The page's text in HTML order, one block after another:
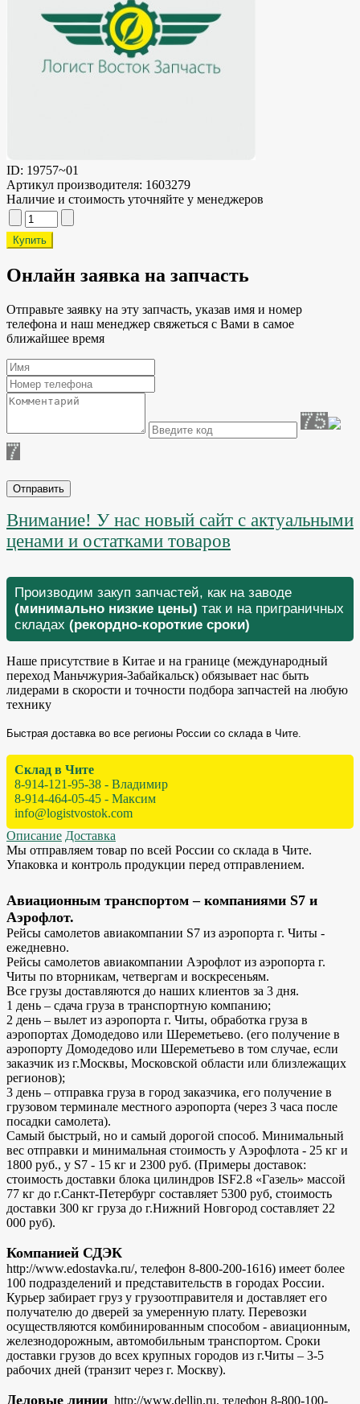
ID: 19757~01
Артикул производителя: 1603279
Наличие и стоимость уточняйте у менеджеров
Онлайн заявка на запчасть
Отправьте заявку на эту запчасть, указав имя и номер
телефона и наш менеджер свяжеться с Вами в самое
ближайшее время
Отправить
Внимание! У нас новый сайт с актуальными
ценами и остатками товаров
Производим закуп запчастей, как на заводе
(минимально низкие цены) так и на приграничных
складах (рекордно-короткие сроки)
Наше присутствие в Китае и на границе (международный
переход Маньчжурия-Забайкальск) обязывает нас быть
лидерами в скорости и точности подбора запчастей на любую
технику
Быстрая доставка во все регионы России со склада в Чите.
Склад в Чите
8-914-121-95-38 - Владимир
8-914-464-05-45 - Максим
info@logistvostok.com
Описание Доставка
Мы отправляем товар по всей России со склада в Чите.
Упаковка и контроль продукции перед отправлением.
Авиационным транспортом – компаниями S7 и
Аэрофлот.
Рейсы самолетов авиакомпании S7 из аэропорта г. Читы -
ежедневно.
Рейсы самолетов авиакомпании Аэрофлот из аэропорта г.
Читы по вторникам, четвергам и воскресеньям.
Все грузы доставляются до наших клиентов за 3 дня.
1 день – сдача груза в транспортную компанию;
2 день – вылет из аэропорта г. Читы, обработка груза в
аэропортах Домодедово или Шереметьево. (его получение в
аэропорту Домодедово или Шереметьево в том случае, если
заказчик из г.Москвы, Московской области или близлежащих
регионов);
3 день – отправка груза в город заказчика, его получение в
грузовом терминале местного аэропорта (через 3 часа после
посадки самолета).
Самый быстрый, но и самый дорогой способ. Минимальный
вес отправки и минимальная стоимость у Аэрофлота - 25 кг и
1800 руб., у S7 - 15 кг и 2300 руб. (Примеры доставок:
стоимость доставки блока цилиндров ISF2.8 «Газель» массой
77 кг до г.Санкт-Петербург составляет 5300 руб, стоимость
доставки 300 кг груза до г.Нижний Новгород составляет 22
000 руб).
Компанией СДЭК
http://www.edostavka.ru/, телефон 8-800-200-1616) имеет более
100 подразделений и представительств в городах России.
Курьер забирает груз у грузоотправителя и доставляет его
получателю до дверей за умеренную плату. Перевозки
осуществляются комбинированным способом - авиационным,
железнодорожным, автомобильным транспортом. Сроки
доставки грузов до всех крупных городов из г.Читы – 3-5
рабочих дней (транзит через г. Москву).
Деловые линии http://www.dellin.ru, телефон 8-800-100-